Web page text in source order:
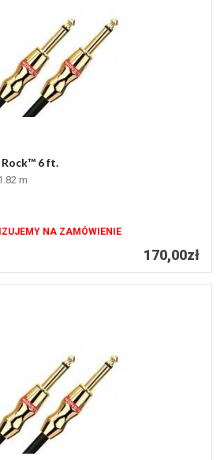
6 ft.
m
NA ZAMÓWIENIE
170,00zł